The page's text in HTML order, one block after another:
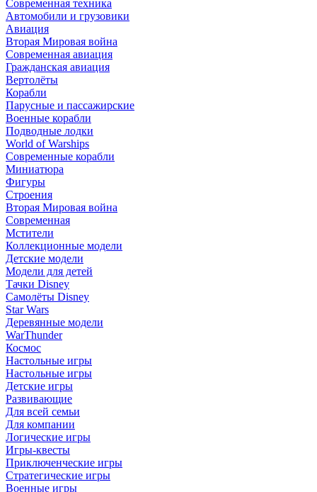
Современная техника
Автомобили и грузовики
Авиация
Вторая Мировая война
Современная авиация
Гражданская авиация
Вертолёты
Корабли
Парусные и пассажирские
Военные корабли
Подводные лодки
World of Warships
Современные корабли
Миниатюра
Фигуры
Строения
Вторая Мировая война
Современная
Мстители
Коллекционные модели
Детские модели
Модели для детей
Тачки Disney
Самолёты Disney
Star Wars
Деревянные модели
WarThunder
Космос
Настольные игры
Настольные игры
Детские игры
Развивающие
Для всей семьи
Для компании
Логические игры
Игры-квесты
Приключенческие игры
Стратегические игры
Военные игры